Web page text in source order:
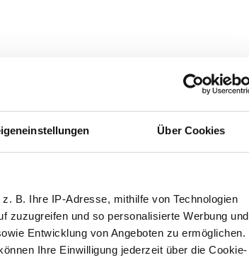
Über Cookies
B. Ihre IP-Adresse, mithilfe von Technologien
zuzugreifen und so personalisierte Werbung und
Entwicklung von Angeboten zu ermöglichen.
Ihre Einwilligung jederzeit über die Cookie-